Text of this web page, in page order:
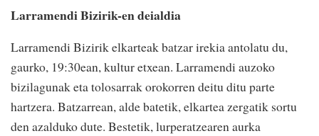
Larramendi Bizirik-en deialdia
Larramendi Bizirik elkarteak batzar irekia antolatu du,
gaurko, 19:30ean, kultur etxean. Larramendi auzoko
bizilagunak eta tolosarrak orokorren deitu ditu parte
hartzera. Batzarrean, alde batetik, elkartea zergatik sortu
den azalduko dute. Bestetik, lurperatzearen aurka